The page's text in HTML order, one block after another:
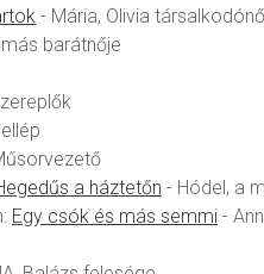
- Mária, Olivia
barátnője
a háztetőn - Hódel, a
Egy csók és más semmi -